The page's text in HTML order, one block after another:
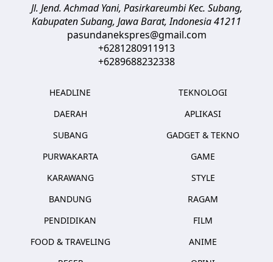
Jl. Jend. Achmad Yani, Pasirkareumbi Kec. Subang,
Kabupaten Subang, Jawa Barat,Indonesia41211
pasundanekspres@gmail.com
+6281280911913
+6289688232338
HEADLINE
DAERAH
SUBANG
PURWAKARTA
KARAWANG
BANDUNG
PENDIDIKAN
FOOD & TRAVELING
TEKNOLOGI
APLIKASI
GADGET & TEKNO
GAME
STYLE
RAGAM
FILM
ANIME